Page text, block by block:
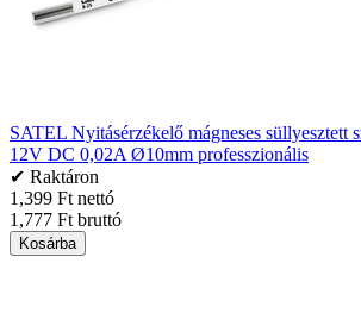
SATEL Nyitásérzékelő mágneses süllyesztett
12V DC 0,02A Ø10mm professzionális
✔ Raktáron
1,399 Ft nettó
1,777 Ft bruttó
Kosárba